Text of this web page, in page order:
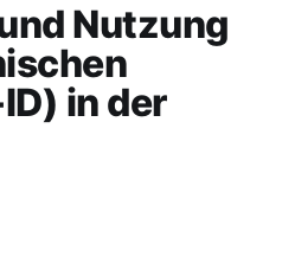
Nutzung
in der